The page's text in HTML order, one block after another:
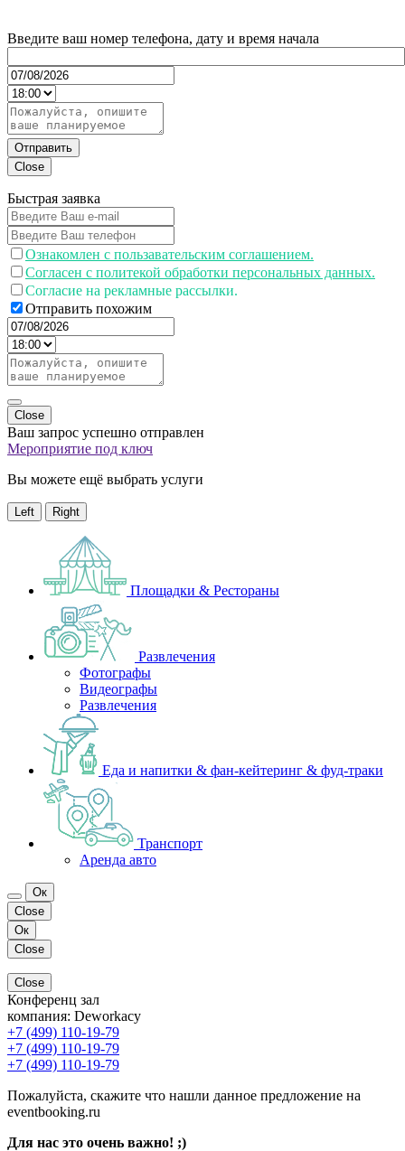
Введите ваш номер телефона, дату и время начала
Отправить
Close
Быстрая заявка
Ознакомлен с пользавательским соглашением.
Согласен с политекой обработки персональных данных.
Согласие на рекламные рассылки.
Отправить похожим
Close
Ваш запрос успешно отправлен
Мероприятие под ключ
Вы можете ещё выбрать услуги
Left Right
Площадки & Рестораны
Развлечения
Фотографы
Видеографы
Развлечения
Еда и напитки & фан-кейтеринг & фуд-траки
Транспорт
Аренда авто
Ок
Close
Ок
Close
Close
Конференц зал
компания: Deworkacy
+7 (499) 110-19-79
+7 (499) 110-19-79
+7 (499) 110-19-79
Пожалуйста, скажите что нашли данное предложение на
eventbooking.ru
Для нас это очень важно! ;)